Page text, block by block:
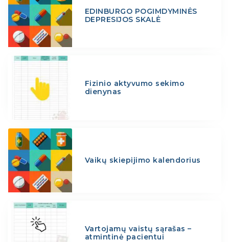
EDINBURGO POGIMDYMINĖS
DEPRESIJOS SKALĖ
Fizinio aktyvumo sekimo
dienynas
Vaikų skiepijimo kalendorius
Vartojamų vaistų sąrašas –
atmintinė pacientui